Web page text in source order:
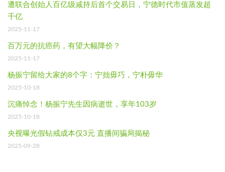
遭联合创始人百亿级减持后首个交易日，宁德时代市值蒸发超
千亿
2025-11-17
百万元的抗癌药，有望大幅降价？
2025-11-17
杨振宁留给大家的8个字：宁拙毋巧，宁朴毋华
2025-10-18
沉痛悼念！杨振宁先生因病逝世，享年103岁
2025-10-18
央视曝光假钻戒成本仅3元 直播间骗局揭秘
2025-09-28